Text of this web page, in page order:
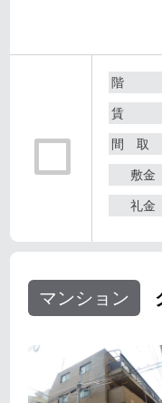
階
賃
間 取
敷金
礼金
マンション